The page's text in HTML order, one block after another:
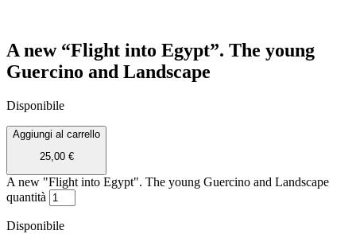
A new “Flight into Egypt”. The young
Guercino and Landscape
Disponibile
Aggiungi al carrello
25,00 €
A new "Flight into Egypt". The young Guercino and Landscape
quantità
Disponibile